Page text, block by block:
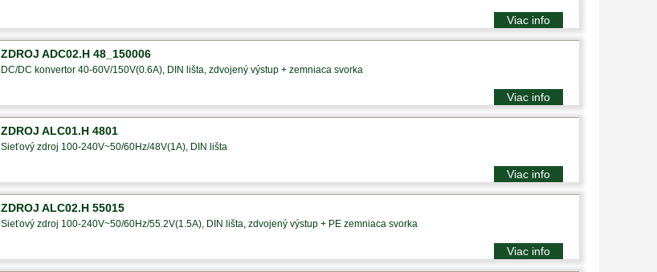
Viac info
ZDROJ ADC02.H 48_150006
DC/DC konvertor 40-60V/150V(0.6A), DIN lišta, zdvojený výstup + zemniaca svorka
Viac info
ZDROJ ALC01.H 4801
Sieťový zdroj 100-240V~50/60Hz/48V(1A), DIN lišta
Viac info
ZDROJ ALC02.H 55015
Sieťový zdroj 100-240V~50/60Hz/55.2V(1.5A), DIN lišta, zdvojený výstup + PE zemniaca svorka
Viac info